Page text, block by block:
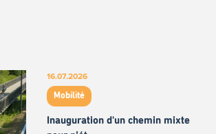
16.07.2026
Mobilité
Inauguration d'un chemin mixte